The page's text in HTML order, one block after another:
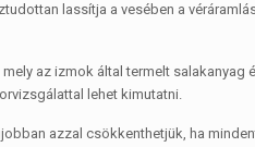
lassítja a vesében a
az izmok által termelt salakanyag
lehet kimutatni.
azzal csökkenthetjük, ha